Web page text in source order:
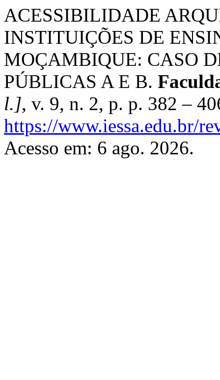
ACESSIBILIDADE
INSTITUIÇÕES DE
MOÇAMBIQUE: CASO
PÚBLICAS A E B.
l.], v. 9, n. 2, p. p. 382 –
https://www.iessa.edu.br/
Acesso em: 6 ago. 2026.